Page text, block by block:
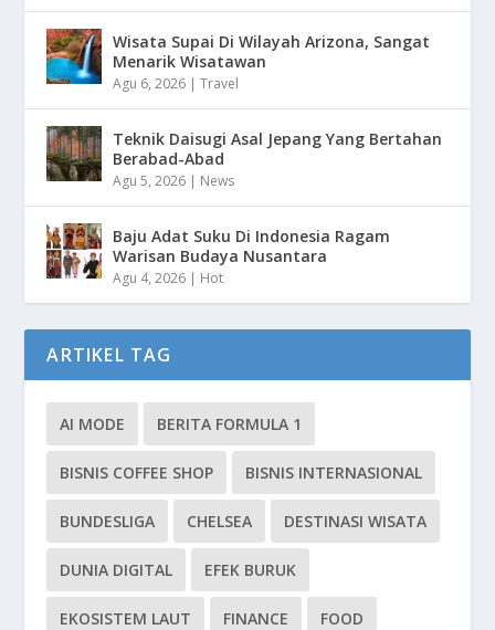
Wisata Supai Di Wilayah Arizona, Sangat
Menarik Wisatawan
Agu 6, 2026 |Travel
Teknik Daisugi Asal Jepang Yang Bertahan
Berabad-Abad
Agu 5, 2026 | News
Baju Adat Suku Di Indonesia Ragam
Warisan Budaya Nusantara
Agu 4, 2026 | Hot
ARTIKEL TAG
AI MODE BERITA FORMULA 1
BISNIS COFFEE SHOP BISNIS INTERNASIONAL
BUNDESLIGA CHELSEA DESTINASI WISATA
DUNIA DIGITAL EFEK BURUK
EKOSISTEM LAUT FINANCE FOOD